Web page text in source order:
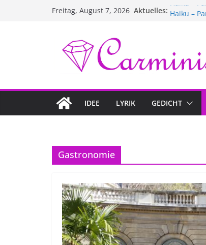
Freitag, August 7, 2026 Aktuelles: Haiku –
Haiku –
IDEE LYRIK GEDICHT
Gastronomie